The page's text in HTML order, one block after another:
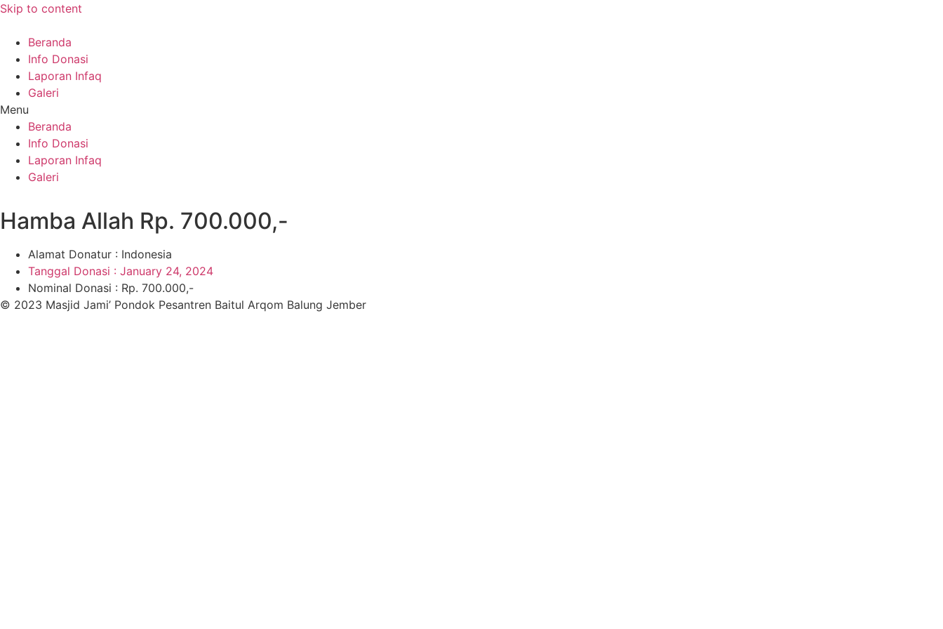
Skip to content
Beranda
Info Donasi
Laporan Infaq
Galeri
Menu
Beranda
Info Donasi
Laporan Infaq
Galeri
Hamba Allah Rp. 700.000,-
Alamat Donatur : Indonesia
Tanggal Donasi : January 24, 2024
Nominal Donasi : Rp. 700.000,-
© 2023 Masjid Jami’ Pondok Pesantren Baitul Arqom Balung Jember